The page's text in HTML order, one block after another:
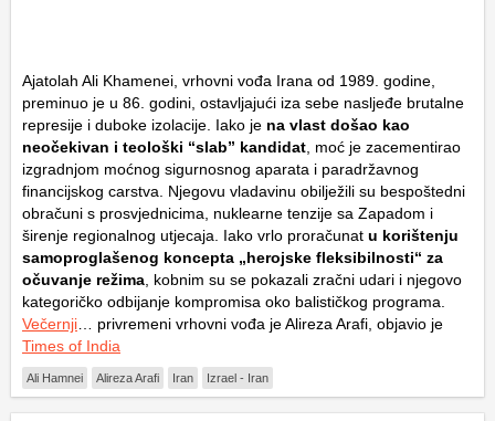
Ajatolah Ali Khamenei, vrhovni vođa Irana od 1989. godine,
preminuo je u 86. godini, ostavljajući iza sebe nasljeđe brutalne
represije i duboke izolacije. Iako je na vlast došao kao
neočekivan i teološki “slab” kandidat , moć je zacementirao
izgradnjom moćnog sigurnosnog aparata i paradržavnog
financijskog carstva. Njegovu vladavinu obilježili su bespoštedni
obračuni s prosvjednicima, nuklearne tenzije sa Zapadom i
širenje regionalnog utjecaja. Iako vrlo proračunat u korištenju
samoproglašenog koncepta „herojske fleksibilnosti“ za
očuvanje režima , kobnim su se pokazali zračni udari i njegovo
kategoričko odbijanje kompromisa oko balističkog programa.
Večernji … privremeni vrhovni vođa je Alireza Arafi, objavio je
Times of India
Ali Hamnei Alireza Arafi Iran Izrael - Iran